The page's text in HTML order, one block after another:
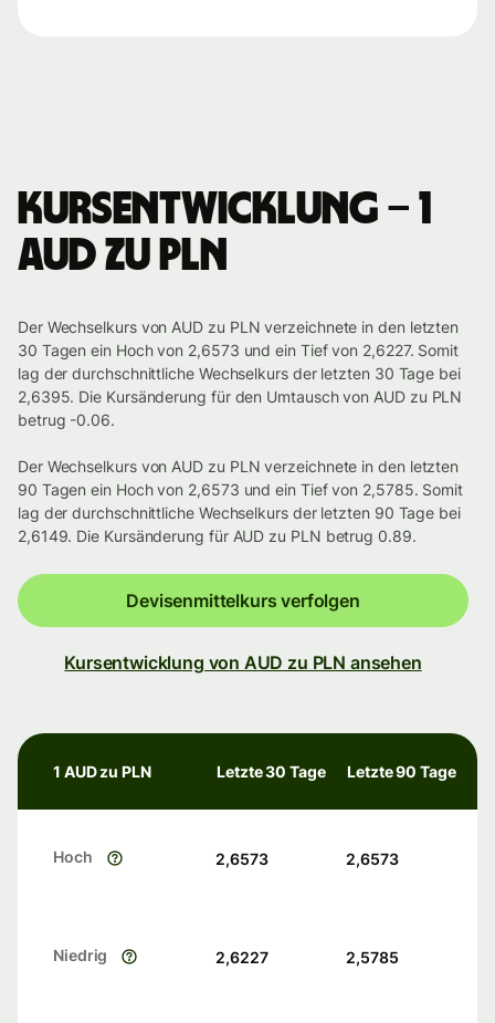
Kursentwicklung – 1
AUD zu PLN
Der Wechselkurs von AUD zu PLN verzeichnete in den letzten
30 Tagen ein Hoch von 2,6573 und ein Tief von 2,6227. Somit
lag der durchschnittliche Wechselkurs der letzten 30 Tage bei
2,6395. Die Kursänderung für den Umtausch von AUD zu PLN
betrug -0.06.
Der Wechselkurs von AUD zu PLN verzeichnete in den letzten
90 Tagen ein Hoch von 2,6573 und ein Tief von 2,5785. Somit
lag der durchschnittliche Wechselkurs der letzten 90 Tage bei
2,6149. Die Kursänderung für AUD zu PLN betrug 0.89.
Devisenmittelkurs verfolgen
Kursentwicklung von AUD zu PLN ansehen
1 AUD zu PLN Letzte 30 Tage Letzte 90 Tage
Hoch 2,6573 2,6573
Niedrig 2,6227 2,5785